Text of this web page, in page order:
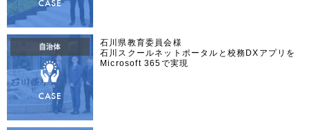
石川県教育委員会様
石川スクールネットポータルと校務DXアプリを
Microsoft 365で実現